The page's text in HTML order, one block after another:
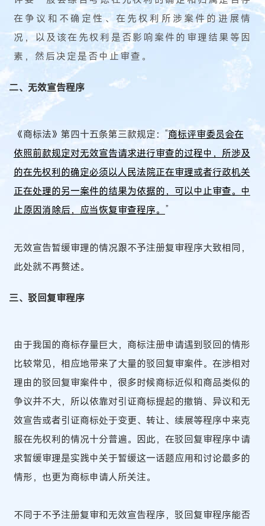
在争议和不确定性、在先权利所涉案件的进展情
况，以及该在先权利是否影响案件的审理结果等因
素，然后决定是否中止审查。
二、无效宣告程序
《商标法》第四十五条第三款规定：“商标评审委员会在
依照前款规定对无效宣告请求进行审查的过程中，所涉及
的在先权利的确定必须以人民法院正在审理或者行政机关
正在处理的另一案件的结果为依据的，可以中止审查。中
止原因消除后，应当恢复审查程序。 ”
无效宣告暂缓审理的情况跟不予注册复审程序大致相同，
此处就不再赘述。
三、驳回复审程序
由于我国的商标存量巨大，商标注册申请遇到驳回的情形
比较常见，相应地带来了大量的驳回复审案件。在涉相对
理由的驳回复审案件中，很多时候商标近似和商品类似的
争议并不大，所以依靠对引证商标提起的撤销、异议和无
效宣告或者引证商标处于变更、转让、续展等程序中来克
服在先权利的情况十分普遍。因此，在驳回复审程序中请
求暂缓审理是实践中关于暂缓这一话题应用和讨论最多的
情形，也更为商标申请人所关注。
不同于不予注册复审和无效宣告程序，驳回复审程序能否